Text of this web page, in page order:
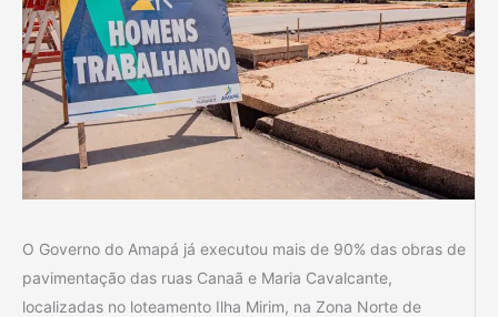
O Governo do Amapá já executou mais de 90% das obras de
pavimentação das ruas Canaã e Maria Cavalcante,
localizadas no loteamento Ilha Mirim, na Zona Norte de